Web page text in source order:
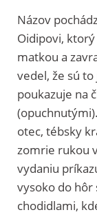
Názov
Oidipovi,
matkou a
vedel, že sú
poukazuje na
otec, tébsky
zomrie rukou
vydaniu
vysoko do hôr
chodidlami,